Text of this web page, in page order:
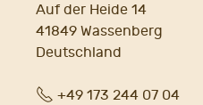
Auf der Heide 14
41849 Wassenberg
Deutschland
Fon+49 173 244 07 04